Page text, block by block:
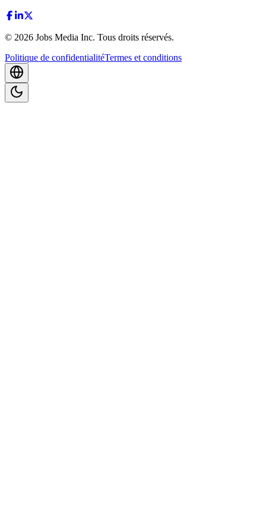
© 2026 Jobs Media Inc. Tous droits réservés.
Politique de confidentialitéTermes et conditions